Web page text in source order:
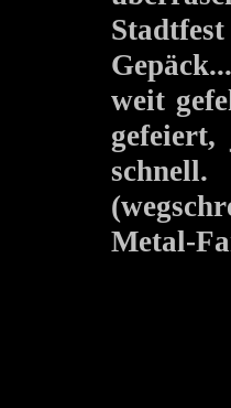
weit
Metal-